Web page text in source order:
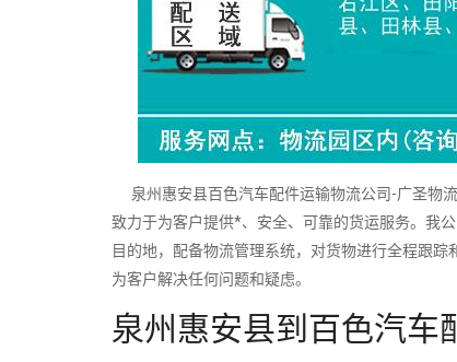
泉州惠安县百色汽车配件运输物流公司-广圣物
致力于为客户提供*、安全、可靠的货运服务。我
目的地，配备物流管理系统，对货物进行全程跟
为客户解决任何问题和疑虑。
泉州惠安县到百色汽车